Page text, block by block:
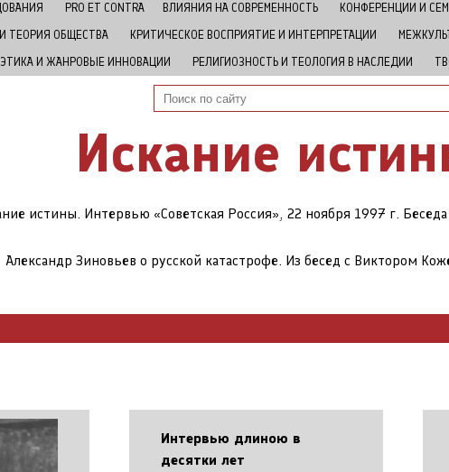
РRO ET CONTRA ВЛИЯНИЯ НА СОВРЕМЕННОСТЬ КОНФЕРЕНЦИИ И
ТЕОРИЯ ОБЩЕСТВА КРИТИЧЕСКОЕ ВОСПРИЯТИЕ И ИНТЕРПРЕТАЦИИ
И ЖАНРОВЫЕ ИННОВАЦИИ РЕЛИГИОЗНОСТЬ И ТЕОЛОГИЯ В НАСЛЕДИИ
Искание
истины. Интервью «Советская Россия», 22 ноября 1997 г.
Зиновьев о русской катастрофе. Из бесед с Виктором
Интервью длиною в
десятки лет